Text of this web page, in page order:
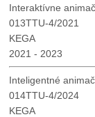
Interaktívne
013TTU-4/2021
KEGA
2021 - 2023
Inteligentné
014TTU-4/2024
KEGA